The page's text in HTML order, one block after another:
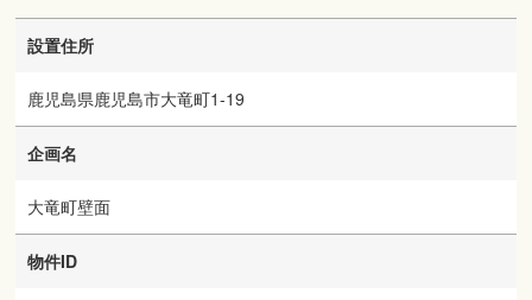
設置住所
鹿児島県鹿児島市大竜町1-19
企画名
大竜町壁面
物件ID